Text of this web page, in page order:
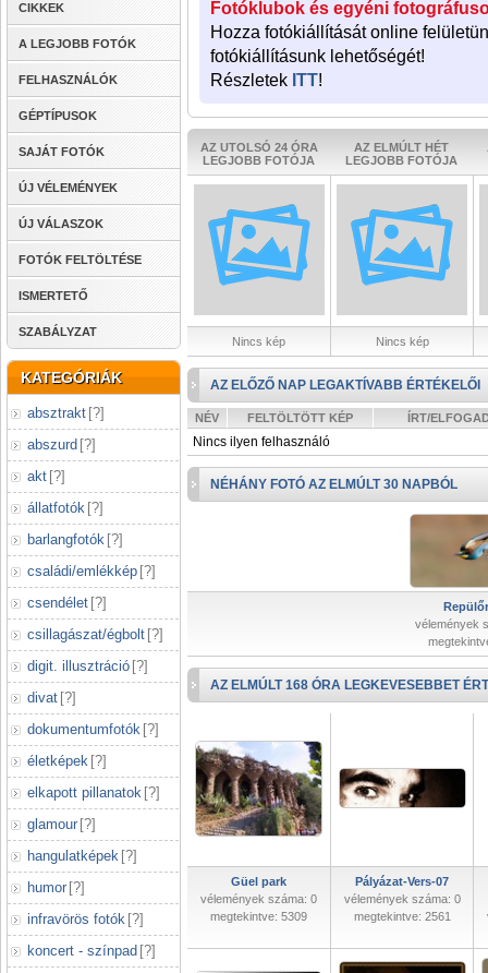
CIKKEK
A LEGJOBB FOTÓK
FELHASZNÁLÓK
GÉPTÍPUSOK
SAJÁT FOTÓK
ÚJ VÉLEMÉNYEK
ÚJ VÁLASZOK
FOTÓK FELTÖLTÉSE
ISMERTETŐ
SZABÁLYZAT
KATEGÓRIÁK
absztrakt [?]
abszurd [?]
akt [?]
állatfotók [?]
barlangfotók [?]
családi/emlékkép [?]
csendélet [?]
csillagászat/égbolt [?]
digit. illusztráció [?]
divat [?]
dokumentumfotók [?]
életképek [?]
elkapott pillanatok [?]
glamour [?]
hangulatképek [?]
humor [?]
infravörös fotók [?]
koncert - színpad [?]
Fotóklubok és egyéni
Hozza fotókiállítását online
fotókiállításunk lehetőségét!
Részletek ITT!
AZ UTOLSÓ 24 ÓRA
LEGJOBB FOTÓJA
AZ ELMÚLT HÉT
LEGJOBB FOTÓJA
Nincs kép Nincs kép
AZ ELŐZŐ NAP LEGAKTÍVABB ÉRTÉKELŐI
NÉV FELTÖLTÖTT KÉP ÍRT/
Nincs ilyen felhasználó
NÉHÁNY FOTÓ AZ ELMÚLT 30 NAPBÓL
vélemények
AZ ELMÚLT 168 ÓRA LEGKEVESEBBET
Güel park
vélemények száma: 0
megtekintve: 5309
Pályázat-Vers-07
vélemények száma: 0
megtekintve: 2561